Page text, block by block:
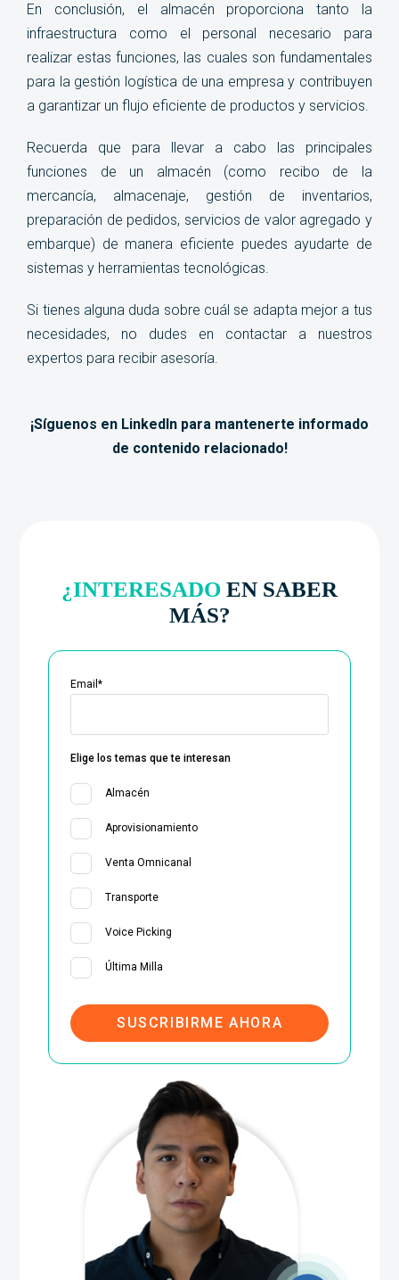
En conclusión, el almacén proporciona tanto la
infraestructura como el personal necesario para
realizar estas funciones, las cuales son fundamentales
para la gestión logística de una empresa y contribuyen
a garantizar un flujo eficiente de productos y servicios.
Recuerda que para llevar a cabo las principales
funciones de un almacén (como recibo de la
mercancía, almacenaje, gestión de inventarios,
preparación de pedidos, servicios de valor agregado y
embarque) de manera eficiente puedes ayudarte de
sistemas y herramientas tecnológicas.
Si tienes alguna duda sobre cuál se adapta mejor a tus
necesidades, no dudes en contactar a nuestros
expertos para recibir asesoría.
¡Síguenos en LinkedIn para mantenerte informado
de contenido relacionado!
¿INTERESADO EN SABER
MÁS?
Email*
Elige los temas que te interesan
Almacén
Aprovisionamiento
Venta Omnicanal
Transporte
Voice Picking
Última Milla